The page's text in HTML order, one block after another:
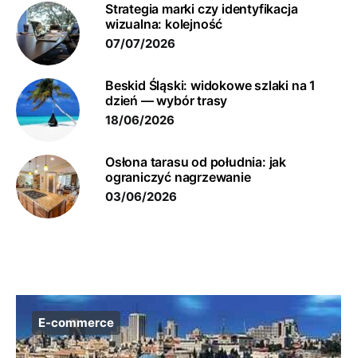
Strategia marki czy identyfikacja
wizualna: kolejność
07/07/2026
Beskid Śląski: widokowe szlaki na 1
dzień — wybór trasy
18/06/2026
Osłona tarasu od południa: jak
ograniczyć nagrzewanie
03/06/2026
E-commerce